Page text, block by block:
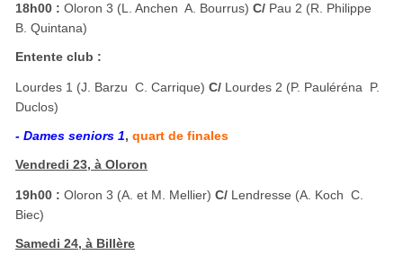
18h00 : Oloron 3 (L. Anchen  A. Bourrus)C/ Pau 2 (R. Philippe 
B. Quintana)
Entente club :
Lourdes 1 (J. Barzu  C. Carrique)C/ Lourdes 2 (P. Pauléréna  P.
Duclos)
- Dames seniors 1,quart de finales
Vendredi 23, à Oloron
19h00 :Oloron 3 (A. et M. Mellier) C/ Lendresse (A. Koch  C.
Biec)
Samedi 24, à Billère